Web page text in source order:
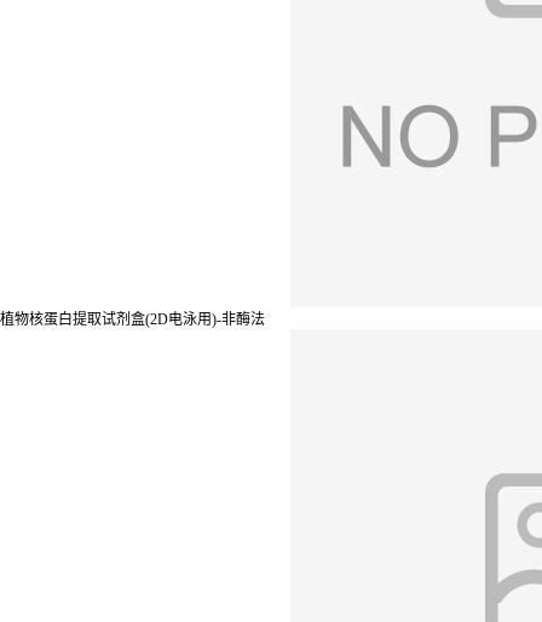
植物核蛋白提取试剂盒(2D电泳用)-非酶法